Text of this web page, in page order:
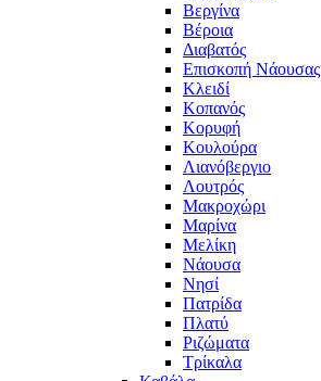
Βεργίνα
Βέροια
Διαβατός
Επισκοπή Νάουσας
Κλειδί
Κοπανός
Κορυφή
Κουλούρα
Λιανόβεργιο
Λουτρός
Μακροχώρι
Μαρίνα
Μελίκη
Νάουσα
Νησί
Πατρίδα
Πλατύ
Ριζώματα
Τρίκαλα